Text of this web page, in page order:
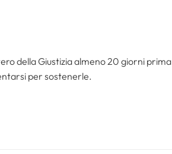
della Giustizia almeno 20 giorni prima
per sostenerle.